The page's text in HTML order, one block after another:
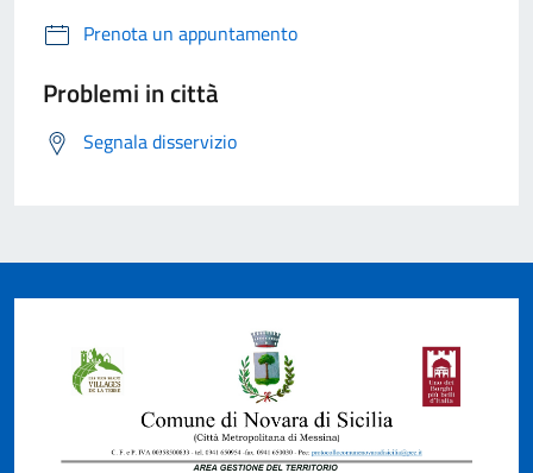
Prenota un appuntamento
Problemi in città
Segnala disservizio